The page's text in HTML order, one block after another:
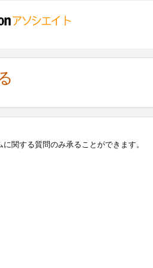
関する質問のみ承ることができます。